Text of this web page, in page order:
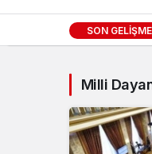
SON
Milli